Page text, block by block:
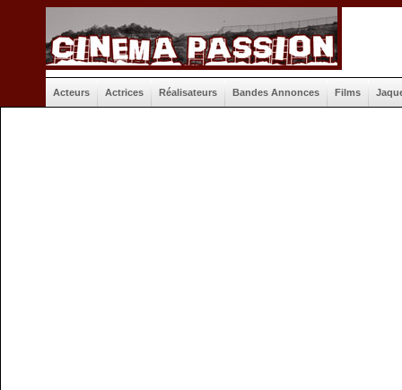
Acteurs Actrices Réalisateurs Bandes Annonces Films